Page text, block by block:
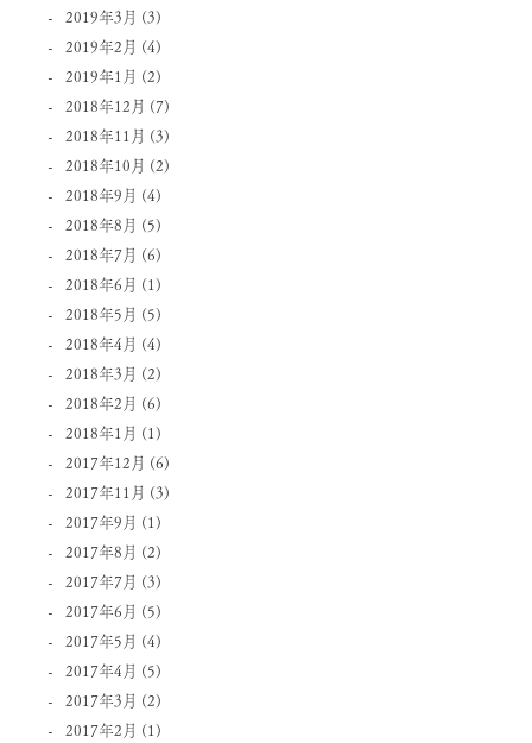
2019年3月 (3)
2019年2月 (4)
2019年1月 (2)
2018年12月 (7)
2018年11月 (3)
2018年10月 (2)
2018年9月 (4)
2018年8月 (5)
2018年7月 (6)
2018年6月 (1)
2018年5月 (5)
2018年4月 (4)
2018年3月 (2)
2018年2月 (6)
2018年1月 (1)
2017年12月 (6)
2017年11月 (3)
2017年9月 (1)
2017年8月 (2)
2017年7月 (3)
2017年6月 (5)
2017年5月 (4)
2017年4月 (5)
2017年3月 (2)
2017年2月 (1)